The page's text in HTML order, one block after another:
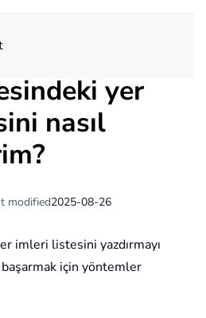
yer
nasıl
modified2025-08-26
imleri listesini yazdırmayı
için yöntemler